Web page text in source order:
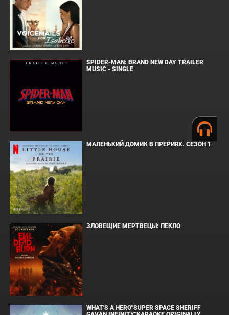
SPIDER-MAN: BRAND NEW DAY TRAILER
MUSIC - SINGLE
МАЛЕНЬКИЙ ДОМИК В ПРЕРИЯХ. СЕЗОН 1
ЗЛОВЕЩИЕ МЕРТВЕЦЫ: ПЕКЛО
WHAT'S A HERO"SUPER SPACE SHERIFF